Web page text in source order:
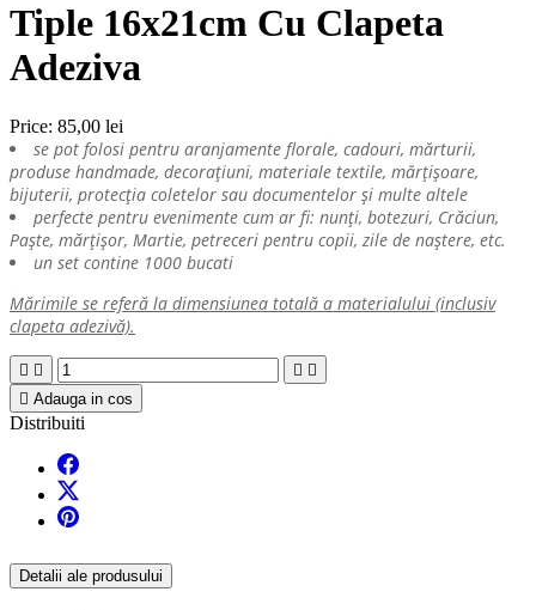
Tiple 16x21cm Cu Clapeta
Adeziva
Price: 85,00 lei
se pot folosi pentru aranjamente florale, cadouri, mărturii,
produse handmade, decorațiuni, materiale textile, mărțișoare,
bijuterii, protecția coletelor sau documentelor și multe altele
perfecte pentru evenimente cum ar fi: nunți, botezuri, Crăciun,
Paște, mărțișor, Martie, petreceri pentru copii, zile de naștere, etc.
un set contine 1000 bucati
Mărimile se referă la dimensiunea totală a materialului (inclusiv
clapeta adezivă).
   
 Adauga in cos
Distribuiti
Detalii ale produsului